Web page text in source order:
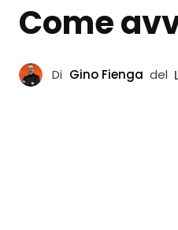
Come
Di Gino Fienga del